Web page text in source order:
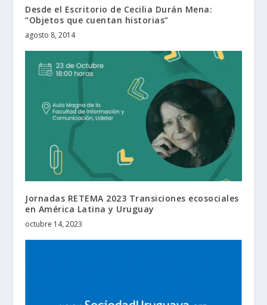
Desde el Escritorio de Cecilia Durán Mena:
“Objetos que cuentan historias”
agosto 8, 2014
Jornadas RETEMA 2023 Transiciones ecosociales
en América Latina y Uruguay
octubre 14, 2023